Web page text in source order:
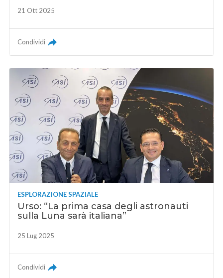
21 Ott 2025
Condividi
ESPLORAZIONE SPAZIALE
Urso: “La prima casa degli astronauti
sulla Luna sarà italiana”
25 Lug 2025
Condividi